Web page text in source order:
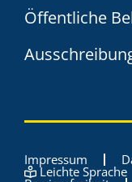
Öffentliche
Impressum
Leichte Sprache